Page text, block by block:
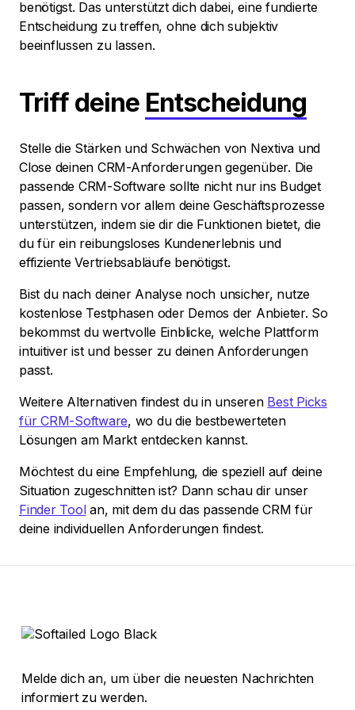
benötigst. Das unterstützt dich dabei, eine fundierte
Entscheidung zu treffen, ohne dich subjektiv
beeinflussen zu lassen.
Triff deine Entscheidung
Stelle die Stärken und Schwächen von Nextiva und
Close deinen CRM-Anforderungen gegenüber. Die
passende CRM-Software sollte nicht nur ins Budget
passen, sondern vor allem deine Geschäftsprozesse
unterstützen, indem sie dir die Funktionen bietet, die
du für ein reibungsloses Kundenerlebnis und
effiziente Vertriebsabläufe benötigst.
Bist du nach deiner Analyse noch unsicher, nutze
kostenlose Testphasen oder Demos der Anbieter. So
bekommst du wertvolle Einblicke, welche Plattform
intuitiver ist und besser zu deinen Anforderungen
passt.
Weitere Alternativen findest du in unseren Best Picks
für CRM-Software, wo du die bestbewerteten
Lösungen am Markt entdecken kannst.
Möchtest du eine Empfehlung, die speziell auf deine
Situation zugeschnitten ist? Dann schau dir unser
Finder Toolan, mit dem du das passende CRM für
deine individuellen Anforderungen findest.
Melde dich an, um über die neuesten Nachrichten
informiert zu werden.